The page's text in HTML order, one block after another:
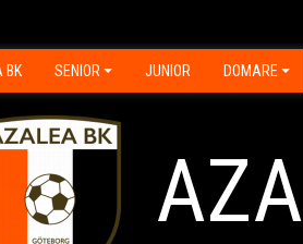
SENIOR JUNIOR DOMARE